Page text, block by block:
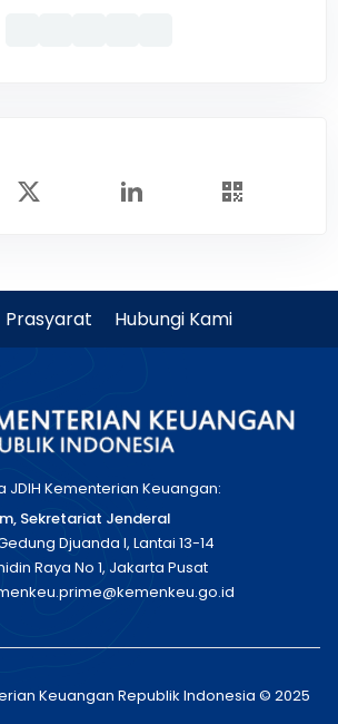
Prasyarat Hubungi Kami
JDIH Kementerian Keuangan:
Sekretariat Jenderal
Djuanda I, Lantai 13-14
Raya No 1, Jakarta Pusat
Keuangan Republik Indonesia © 2025